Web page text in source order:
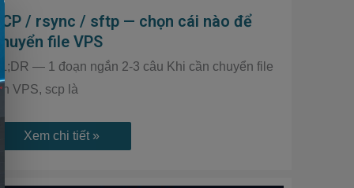
/ rsync / sftp — chọn cái nào để
chuyển file VPS
— 1 đoạn ngắn 2-3 câu Khi cần chuyển file
VPS, scp là
Xem chi tiết »